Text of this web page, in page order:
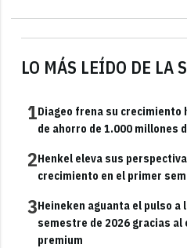
LO MÁS LEÍDO DE LA
1Diageo frena su crecimiento
de ahorro de 1.000 millones
2Henkel eleva sus
crecimiento en el primer
3Heineken aguanta el pulso
semestre de 2026 gracias al
premium